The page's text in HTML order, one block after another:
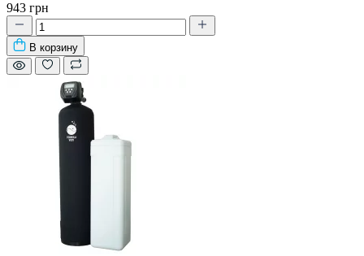
943 грн
В корзину